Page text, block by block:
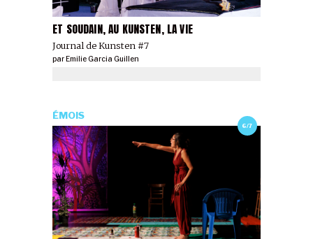
ET SOUDAIN, AU KUNSTEN, LA VIE
Journal de Kunsten #7
par Emilie Garcia Guillen
6/7
ÉMOIS